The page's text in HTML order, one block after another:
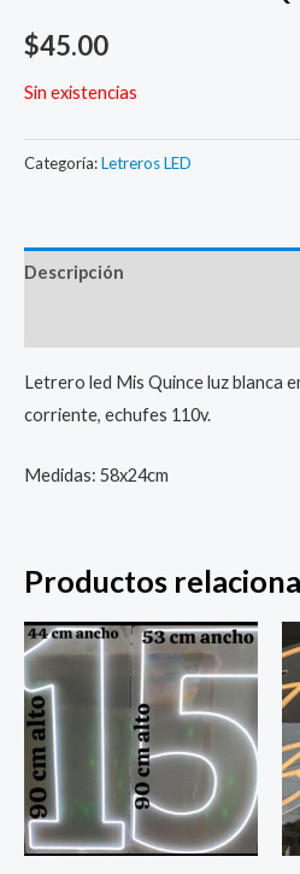
$45.00
Sin existencias
Categoría:Letreros LED
Descripción
Letrero led Mis Quince luz blanca
corriente, echufes 110v.
Medidas: 58x24cm
Productos